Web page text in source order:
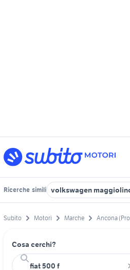
Ricerche simili volkswagen
Subito Motori Marche Ancona
Cosa cerchi?